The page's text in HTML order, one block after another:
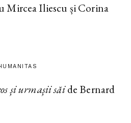
Mircea Iliescu și Corina
și urmașii săide Bernard